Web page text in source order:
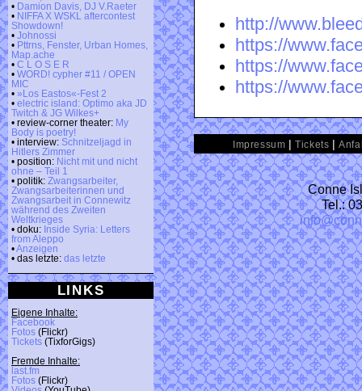
• Damion Davis, DJ V.Raeter
• NIFFA X WSKL aftercontest
Showdown!
• Johnossi
• Pttrns, Fenster, Urban Homes,
Map.ache
• C L O S E R
• WORD! cypher #11 / OPEN
MIC
• »Los Eastos«-Fest 2
• electric island: Optimo aka JD
Twitch & JG Wilkes+
• review-corner theater: My
Body is poetry!
• interview: Schnitzeljagd in
Hitlers Zimmer
• position: Nicht mit und nicht
ohne – Teil 1
• politik: Zwangsarbeiter,
Zwangsarbeiterinnen und
Zwangsarbeit in Connewitz
während des Zweiten
Weltkrieges
• doku: Inside Syria: Letters
from Aleppo
•Anzeigen
• das letzte: das letzte
LINKS
Eigene Inhalte:
Facebook
Fotos (Flickr)
Tickets (TixforGigs)
Fremde Inhalte:
last.fm
Fotos (Flickr)
http://
https://
https://
https://
Impressum |Tickets |
Conne
Tel.: